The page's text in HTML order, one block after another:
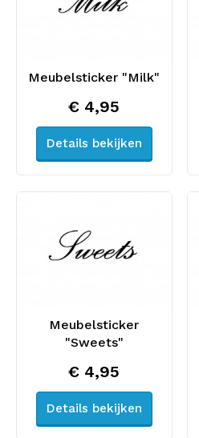
Meubelsticker "Milk"
€ 4,95
Details bekijken
Meubelsticker
"Sweets"
€ 4,95
Details bekijken